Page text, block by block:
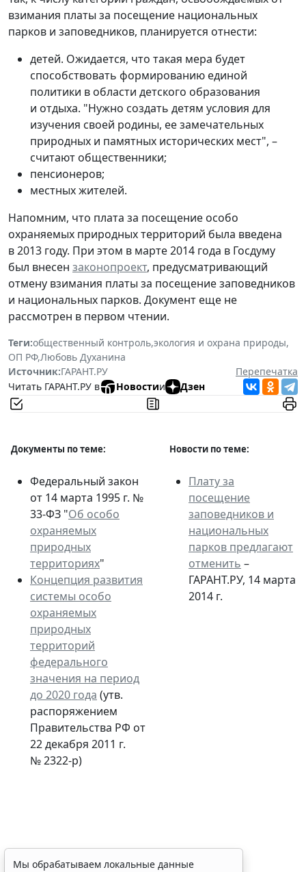
взимания платы за посещение национальных
парков и заповедников, планируется отнести:
детей. Ожидается, что такая мера будет
способствовать формированию единой
политики в области детского образования
и отдыха. "Нужно создать детям условия для
изучения своей родины, ее замечательных
природных и памятных исторических мест", –
считают общественники;
пенсионеров;
местных жителей.
Напомним, что плата за посещение особо
охраняемых природных территорий была введена
в 2013 году. При этом в марте 2014 года в Госдуму
был внесен законопроект, предусматривающий
отмену взимания платы за посещение заповедников
и национальных парков. Документ еще не
рассмотрен в первом чтении.
Теги:общественный контроль,экология и охрана природы,
ОП РФ,Любовь Духанина
Источник:ГАРАНТ.РУ
Перепечатка
Читать ГАРАНТ.РУ в
Новостии Дзен
Документы по теме: Новости по теме:
Федеральный закон
от 14 марта 1995 г. №
33-ФЗ "Об особо
охраняемых
природных
территориях"
Концепция развития
системы особо
охраняемых
природных
территорий
федерального
значения на период
до 2020 года (утв.
распоряжением
Правительства РФ от
22 декабря 2011 г.
№ 2322-р)
Плату за
посещение
заповедников и
национальных
парков предлагают
отменить –
ГАРАНТ.РУ, 14 марта
2014 г.
Временное удостоверение
Мы обрабатываем локальные данные